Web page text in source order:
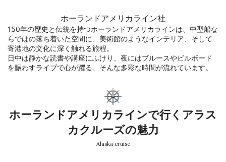
ホーランドアメリカライン社
150年の歴史と伝統を持つホーランドアメリカラインは、中型船な
らではの落ち着いた空間に、美術館のようなインテリア、そして
寄港地の文化に深く触れる旅程。
日中は静かな読書や講座にふけり、夜にはブルースやビルボード
を賑わすライブで心が躍る、そんな多彩な時間が流れています。
ホーランドアメリカラインで行くアラス
カクルーズの魅力
Alaska cruise